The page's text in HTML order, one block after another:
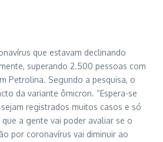
que estavam declinando
superando 2.500 pessoas com
Petrolina. Segundo a pesquisa, o
da variante ômicron. “Espera-se
registrados muitos casos e só
a gente vai poder avaliar se o
por coronavírus vai diminuir ao